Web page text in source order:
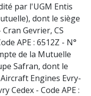
par l'UGM Entis
dont le siège
Gevrier, CS
APE : 6512Z - N°
de la Mutuelle
Safran, dont le
Engines Evry-
Cedex - Code APE :